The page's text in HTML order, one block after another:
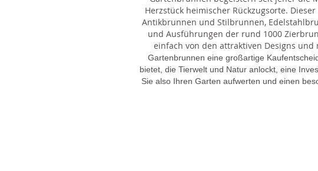
Herzstück heimischer Rückzugsorte.
Antikbrunnen und Stilbrunnen,
und Ausführungen der rund 1000
einfach von den attraktiven Designs
Gartenbrunnen eine großartige
bietet, die Tierwelt und Natur anlockt, eine
Sie also Ihren Garten aufwerten und einen